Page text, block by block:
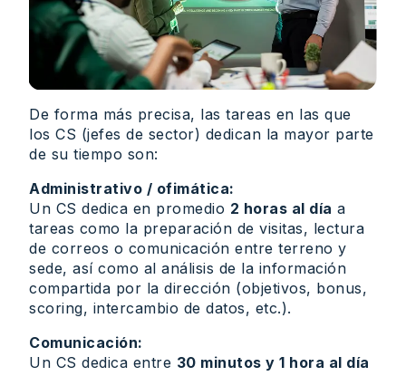
De forma más precisa, las tareas en las que
los CS (jefes de sector) dedican la mayor parte
de su tiempo son:
Administrativo / ofimática:
Un CS dedica en promedio 2 horas al día a
tareas como la preparación de visitas, lectura
de correos o comunicación entre terreno y
sede, así como al análisis de la información
compartida por la dirección (objetivos, bonus,
scoring, intercambio de datos, etc.).
Comunicación:
Un CS dedica entre 30 minutos y 1 hora al día